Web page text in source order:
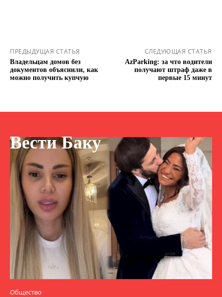
ПРЕДЫДУЩАЯ СТАТЬЯ
Владельцам домов без
документов объяснили, как
можно получить купчую
СЛЕДУЮЩАЯ СТАТЬЯ
AzParking: за что водители
получают штраф даже в
первые 15 минут
Вести Баку
Общество